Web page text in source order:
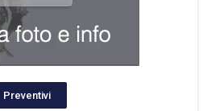
Preventivi